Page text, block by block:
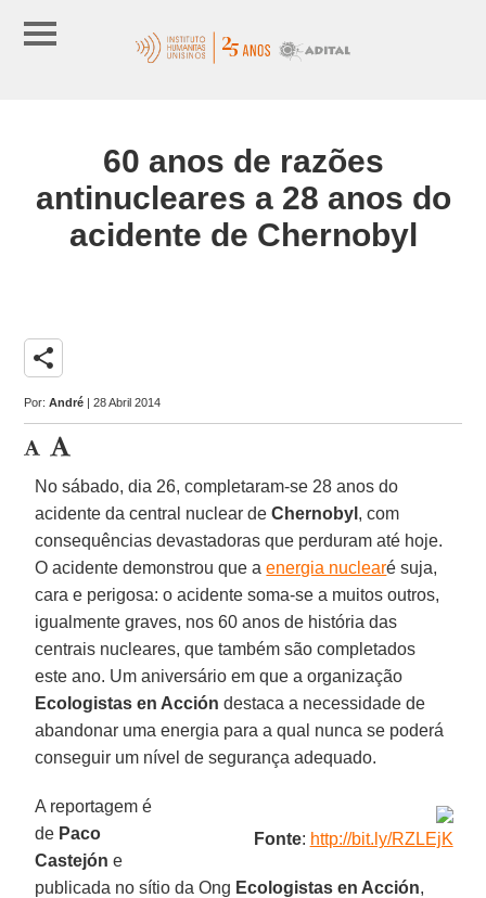
60 anos de razões
antinucleares a 28 anos do
acidente de Chernobyl
share
Por:André | 28 Abril 2014
No sábado, dia 26, completaram-se 28 anos do
acidente da central nuclear deChernobyl , com
consequências devastadoras que perduram até hoje.
O acidente demonstrou que aenergia nuclearé suja,
cara e perigosa: o acidente soma-se a muitos outros,
igualmente graves, nos 60 anos de história das
centrais nucleares, que também são completados
este ano. Um aniversário em que a organização
Ecologistas en Acción destaca a necessidade de
abandonar uma energia para a qual nunca se poderá
conseguir um nível de segurança adequado.
Fonte: http://bit.ly/RZLEjK
A reportagem é
de Paco
Castejón e
publicada no sítio da Ong Ecologistas en Acción,